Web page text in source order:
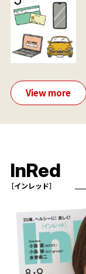
View more
InRed
［インレッド］